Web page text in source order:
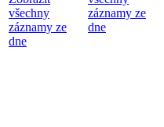
všechny
záznamy ze
dne
záznamy ze
dne